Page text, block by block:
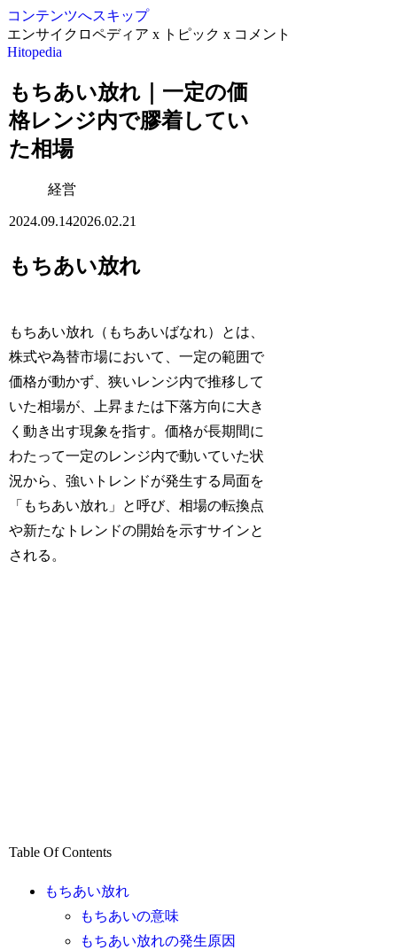
コンテンツへスキップ
エンサイクロペディア x トピック x コメント
Hitopedia
もちあい放れ｜一定の価
格レンジ内で膠着してい
た相場
経営
2024.09.142026.02.21
もちあい放れ
もちあい放れ（もちあいばなれ）とは、
株式や為替市場において、一定の範囲で
価格が動かず、狭いレンジ内で推移して
いた相場が、上昇または下落方向に大き
く動き出す現象を指す。価格が長期間に
わたって一定のレンジ内で動いていた状
況から、強いトレンドが発生する局面を
「もちあい放れ」と呼び、相場の転換点
や新たなトレンドの開始を示すサインと
される。
Table Of Contents
もちあい放れ
もちあいの意味
もちあい放れの発生原因